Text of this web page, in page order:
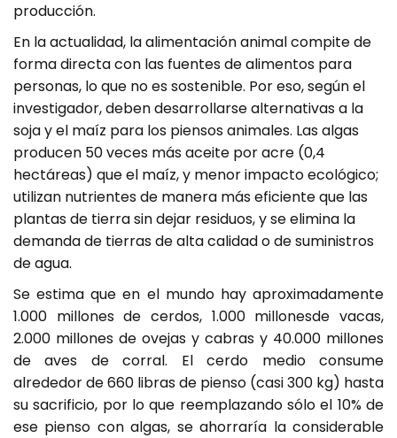
producción.
En la actualidad, la alimentación animal compite de
forma directa con las fuentes de alimentos para
personas, lo que no es sostenible. Por eso, según el
investigador, deben desarrollarse alternativas a la
soja y el maíz para los piensos animales. Las algas
producen 50 veces más aceite por acre (0,4
hectáreas) que el maíz, y menor impacto ecológico;
utilizan nutrientes de manera más eficiente que las
plantas de tierra sin dejar residuos, y se elimina la
demanda de tierras de alta calidad o de suministros
de agua.
Se estima que en el mundo hay aproximadamente
1.000 millones de cerdos, 1.000 millonesde vacas,
2.000 millones de ovejas y cabras y 40.000 millones
de aves de corral. El cerdo medio consume
alrededor de 660 libras de pienso (casi 300 kg) hasta
su sacrificio, por lo que reemplazando sólo el 10% de
ese pienso con algas, se ahorraría la considerable